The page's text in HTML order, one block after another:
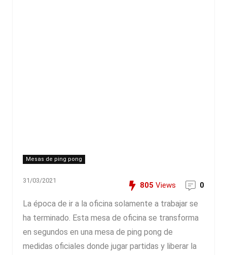
Mesas de ping pong
31/03/2021
805 Views 0
La época de ir a la oficina solamente a trabajar se
ha terminado. Esta mesa de oficina se transforma
en segundos en una mesa de ping pong de
medidas oficiales donde jugar partidas y liberar la